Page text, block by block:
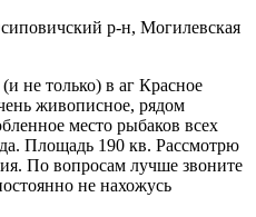
р-н, Могилевская
не только) в аг Красное
живописное, рядом
место рыбаков всех
Площадь 190 кв. Рассмотрю
По вопросам лучше звоните
не нахожусь